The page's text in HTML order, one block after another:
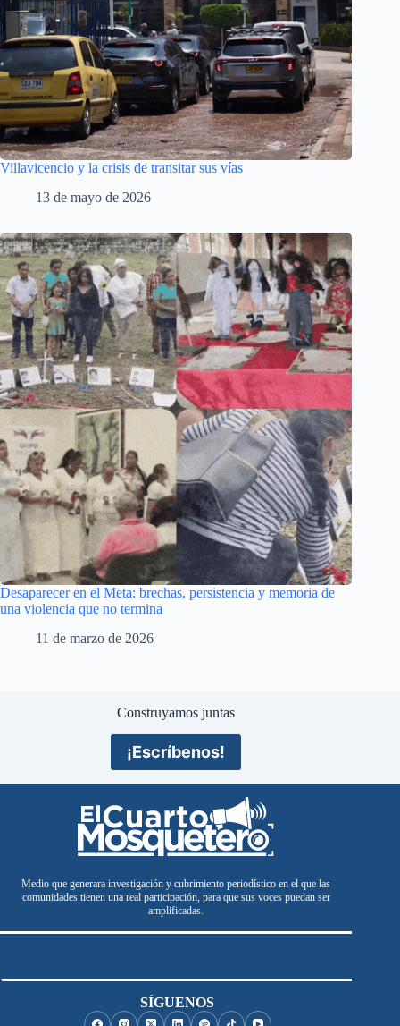
Villavicencio y la crisis de transitar sus vías
13 de mayo de 2026
Desaparecer en el Meta: brechas, persistencia y memoria de
una violencia que no termina
11 de marzo de 2026
Construyamos juntas
¡Escríbenos!
Medio que generara investigación y cubrimiento periodístico en el que las
comunidades tienen una real participación, para que sus voces puedan ser
amplificadas.
SÍGUENOS